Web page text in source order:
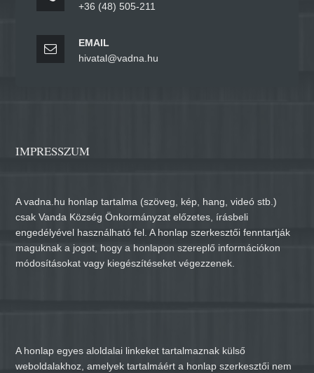
+36 (48) 505-211
EMAIL
hivatal@vadna.hu
IMPRESSZUM
A vadna.hu honlap tartalma (szöveg, kép, hang, videó stb.)
csak Vanda Község Önkormányzat előzetes, írásbeli
engedélyével használható fel. A honlap szerkesztői fenntartják
maguknak a jogot, hogy a honlapon szereplő információkon
módosításokat vagy kiegészítéseket végezzenek.
A honlap egyes aloldalai linkeket tartalmaznak külső
weboldalakhoz, amelyek tartalmáért a honlap szerkesztői nem